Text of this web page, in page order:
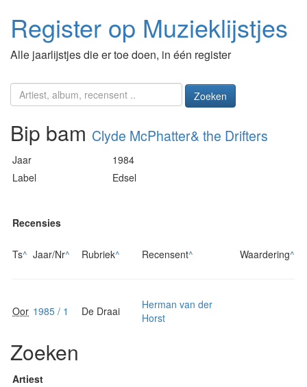
Register op Muzieklijstjes
Alle jaarlijstjes die er toe doen, in één register
Zoeken
Bip bam Clyde McPhatter& the Drifters
Jaar
1984
Label
Edsel
Recensies
Ts^ Jaar/Nr^ Rubriek^ Recensent^ Waardering^
Oor 1985 / 1 De Draai
Herman van der
Horst
Zoeken
Artiest